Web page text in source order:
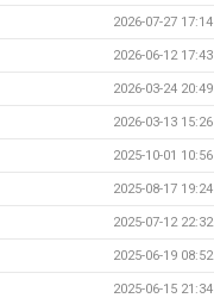
2026-07-27 17:14
2026-06-12 17:43
2026-03-24 20:49
2026-03-13 15:26
2025-10-01 10:56
2025-08-17 19:24
2025-07-12 22:32
2025-06-19 08:52
2025-06-15 21:34